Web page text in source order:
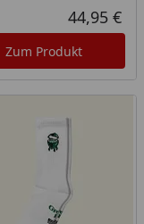
44,95 €
Zum Produkt